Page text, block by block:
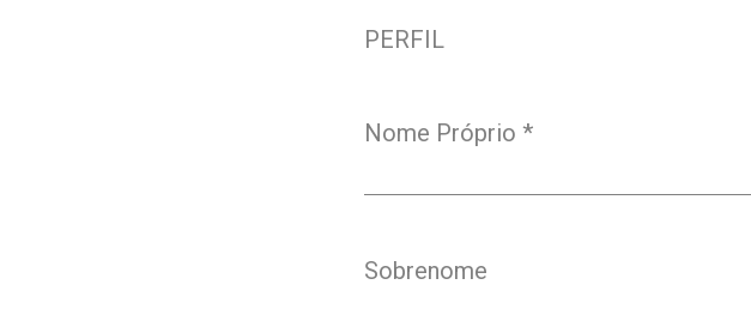
PERFIL
Nome Próprio *
Sobrenome